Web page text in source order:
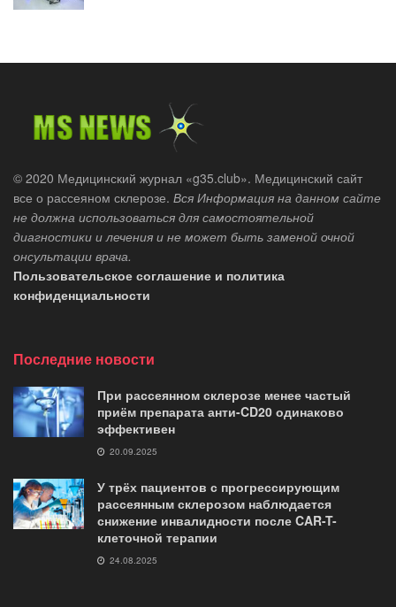
© 2020 Медицинский журнал «g35.club». Медицинский сайт
все о рассеяном склерозе. Вся Информация на данном сайте
не должна использоваться для самостоятельной
диагностики и лечения и не может быть заменой очной
онсультации врача.
Пользовательское соглашение и политика
конфиденциальности
Последние новости
При рассеянном склерозе менее частый
приём препарата анти-CD20 одинаково
эффективен
20.09.2025
У трёх пациентов с прогрессирующим
рассеянным склерозом наблюдается
снижение инвалидности после CAR-T-
клеточной терапии
24.08.2025